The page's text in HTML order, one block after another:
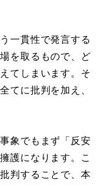
一貫性で発言する
を取るもので、ど
てしまいます。そ
てに批判を加え、
象でもまず「反安
護になります。こ
判することで、本